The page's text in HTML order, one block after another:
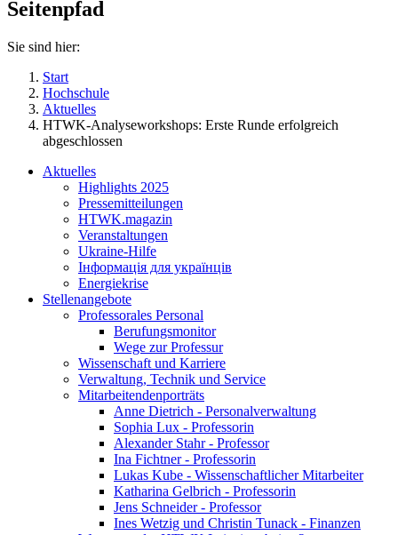
Seitenpfad
Sie sind hier:
Start
Hochschule
Aktuelles
HTWK-Analyseworkshops: Erste Runde erfolgreich
abgeschlossen
Aktuelles
Highlights 2025
Pressemitteilungen
HTWK.magazin
Veranstaltungen
Ukraine-Hilfe
Інформація для українців
Energiekrise
Stellenangebote
Professorales Personal
Berufungsmonitor
Wege zur Professur
Wissenschaft und Karriere
Verwaltung, Technik und Service
Mitarbeitendenporträts
Anne Dietrich - Personalverwaltung
Sophia Lux - Professorin
Alexander Stahr - Professor
Ina Fichtner - Professorin
Lukas Kube - Wissenschaftlicher Mitarbeiter
Katharina Gelbrich - Professorin
Jens Schneider - Professor
Ines Wetzig und Christin Tunack - Finanzen